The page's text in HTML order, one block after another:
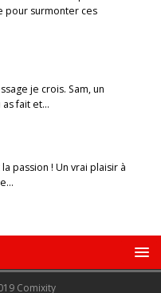
pour surmonter ces
je crois. Sam, un
as fait et…
passion ! Un vrai plaisir à
Comixity